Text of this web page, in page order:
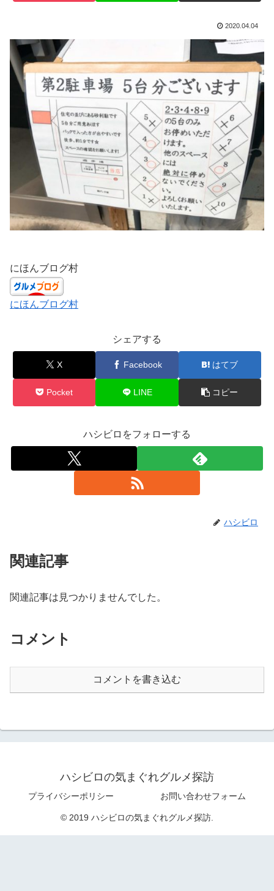
2020.04.04
にほんブログ村
にほんブログ村
シェアする
X Facebook はてブ
Pocket LINE コピー
ハシビロをフォローする
ハシビロ
関連記事
関連記事は見つかりませんでした。
コメント
コメントを書き込む
ハシビロの気まぐれグルメ探訪
プライバシーポリシー お問い合わせフォーム
© 2019 ハシビロの気まぐれグルメ探訪.